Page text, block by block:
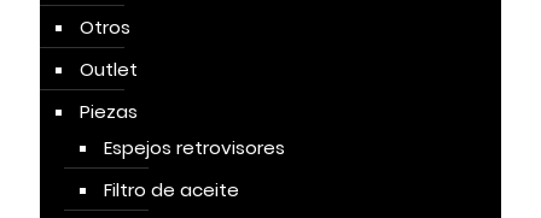
Otros
Outlet
Piezas
Espejos retrovisores
Filtro de aceite